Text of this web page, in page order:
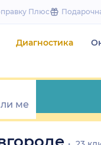
to
Плюс
Диагностика